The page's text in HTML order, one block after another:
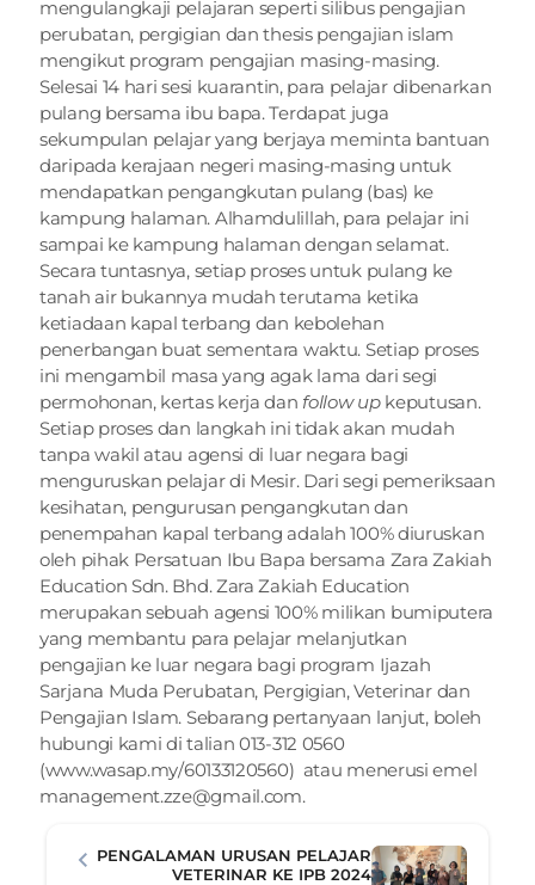
mengulangkaji pelajaran seperti silibus pengajian
perubatan, pergigian dan thesis pengajian islam
mengikut program pengajian masing-masing.
Selesai 14 hari sesi kuarantin, para pelajar dibenarkan
pulang bersama ibu bapa. Terdapat juga
sekumpulan pelajar yang berjaya meminta bantuan
daripada kerajaan negeri masing-masing untuk
mendapatkan pengangkutan pulang (bas) ke
kampung halaman. Alhamdulillah, para pelajar ini
sampai ke kampung halaman dengan selamat.
Secara tuntasnya, setiap proses untuk pulang ke
tanah air bukannya mudah terutama ketika
ketiadaan kapal terbang dan kebolehan
penerbangan buat sementara waktu. Setiap proses
ini mengambil masa yang agak lama dari segi
permohonan, kertas kerja dan follow up keputusan.
Setiap proses dan langkah ini tidak akan mudah
tanpa wakil atau agensi di luar negara bagi
menguruskan pelajar di Mesir. Dari segi pemeriksaan
kesihatan, pengurusan pengangkutan dan
penempahan kapal terbang adalah 100% diuruskan
oleh pihak Persatuan Ibu Bapa bersama Zara Zakiah
Education Sdn. Bhd. Zara Zakiah Education
merupakan sebuah agensi 100% milikan bumiputera
yang membantu para pelajar melanjutkan
pengajian ke luar negara bagi program Ijazah
Sarjana Muda Perubatan, Pergigian, Veterinar dan
Pengajian Islam. Sebarang pertanyaan lanjut, boleh
hubungi kami di talian 013-312 0560
(www.wasap.my/60133120560
management.zze@gmail.com.
PENGALAMAN URUSAN PELAJAR
VETERINAR KE IPB 2024